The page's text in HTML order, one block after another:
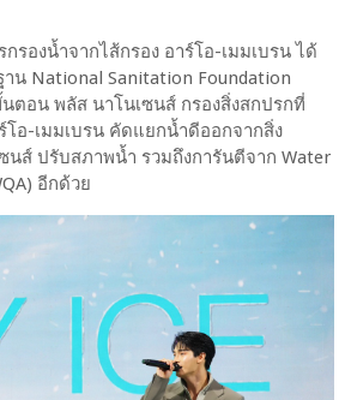
รองน้ำจากไส้กรอง อาร์โอ-เมมเบรน ได้
น National Sanitation Foundation
นตอน พลัส นาโนเซนส์ กรองสิ่งสกปรกที่
โอ-เมมเบรน คัดแยกน้ำดีออกจากสิ่ง
นส์ ปรับสภาพน้ำ รวมถึงการันตีจาก Water
อีกด้วย